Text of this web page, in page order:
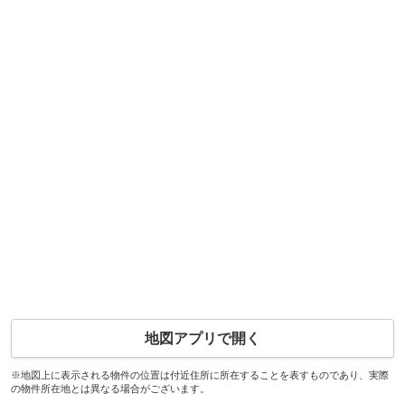
地図アプリで開く
※地図上に表示される物件の位置は付近住所に所在することを表すものであり、実際
の物件所在地とは異なる場合がございます。